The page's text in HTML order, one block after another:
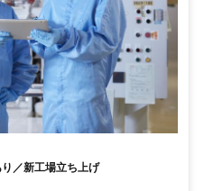
／新工場立ち上げ